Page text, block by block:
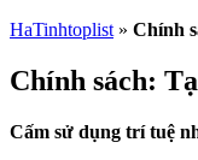
HaTinhtoplist » Chính
Chính sách:
Cấm sử dụng trí tuệ